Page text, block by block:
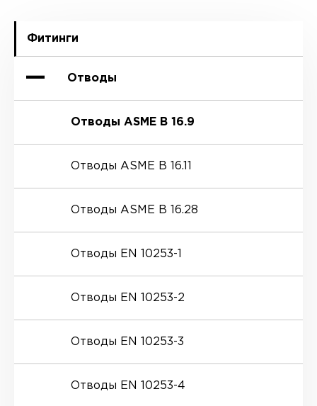
Фитинги
Отводы
Отводы ASME B 16.9
Отводы ASME B 16.11
Отводы ASME B 16.28
Отводы EN 10253-1
Отводы EN 10253-2
Отводы EN 10253-3
Отводы EN 10253-4